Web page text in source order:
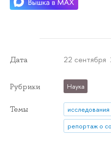
Дата 22 сентября
Рубрики Наука
Темы
исследования
репортаж о